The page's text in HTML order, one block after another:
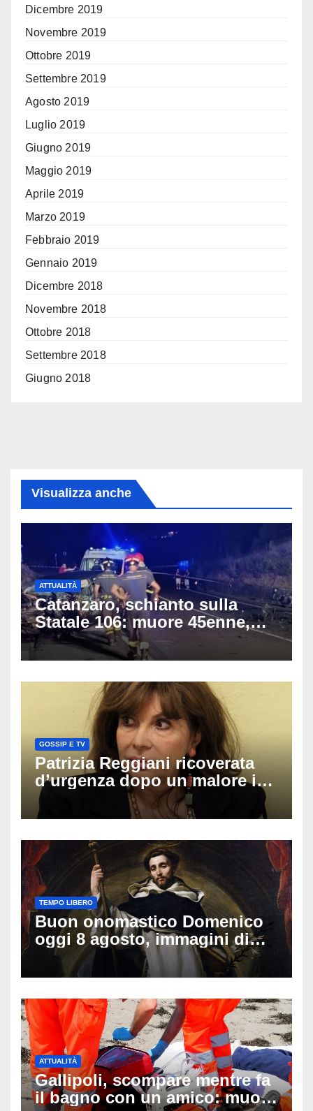
Dicembre 2019
Novembre 2019
Ottobre 2019
Settembre 2019
Agosto 2019
Luglio 2019
Giugno 2019
Maggio 2019
Aprile 2019
Marzo 2019
Febbraio 2019
Gennaio 2019
Dicembre 2018
Novembre 2018
Ottobre 2018
Settembre 2018
Giugno 2018
Visualizza anche
ATTUALITÀ
Catanzaro, schianto sulla
Statale 106: muore 45enne,
coinvolti un’auto, un suv e
una moto
GOSSIP E TV
Patrizia Reggiani ricoverata
d’urgenza dopo un malore in
vacanza: come sta oggi l’ex
Lady Gucci
TEMPO LIBERO
Buon onomastico Domenico
oggi 8 agosto, immagini di
auguri da condividere
ATTUALITÀ
Gallipoli, scompare mentre fa
il bagno con un amico: muore